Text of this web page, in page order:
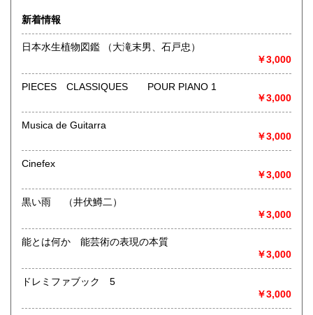
沿線名：-
最寄駅：-
営業時間：-
定休日：-
書籍の買取について
取り扱い分野
語国文、外国文学、古典籍、近代文献、趣味、外国書、サブ
新着情報
日本水生植物図鑑 （大滝末男、石戸忠）
￥3,000
PIECES CLASSIQUES POUR PIANO 1
￥3,000
Musica de Guitarra
￥3,000
Cinefex
￥3,000
黒い雨 （井伏鱒二）
￥3,000
能とは何か 能芸術の表現の本質
￥3,000
ドレミファブック 5
￥3,000